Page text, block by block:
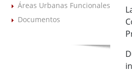
Áreas Urbanas Funcionales
Documentos